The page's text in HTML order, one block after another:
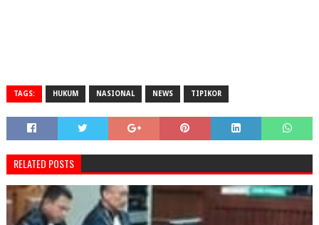
TAGS: HUKUM NASIONAL NEWS TIPIKOR
RELATED POSTS